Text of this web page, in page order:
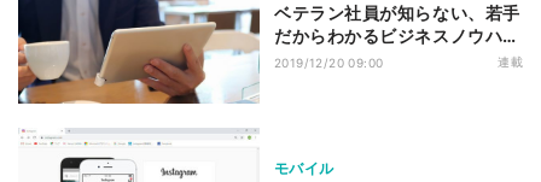
ベテラン社員が知らない、若手
だからわかるビジネスノウハウ
第2回 セミナーを聞いただけは
2019/12/20 09:00 連載
モバイル